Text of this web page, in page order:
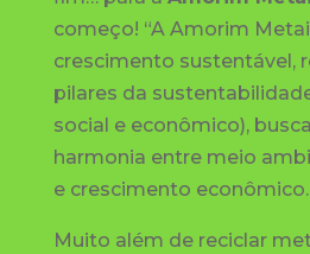
começo! “A Amorim
crescimento sustentável,
pilares da
social e econômico),
harmonia entre meio
e crescimento econômico.
Muito além de reciclar